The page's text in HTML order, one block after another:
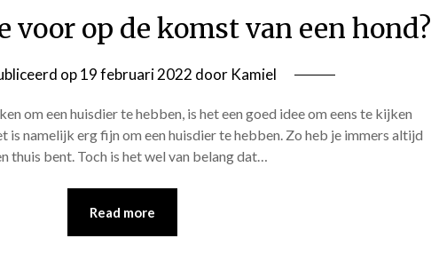
voor op de komst van een hond?
op19 februari 2022 door Kamiel
om een huisdier te hebben, is het een goed idee om eens te kijken
is namelijk erg fijn om een huisdier te hebben. Zo heb je immers altijd
thuis bent. Toch is het wel van belang dat…
Read more